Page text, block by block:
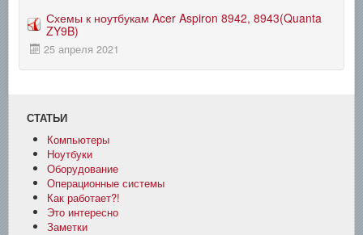
Схемы к ноутбукам Acer Aspiron 8942, 8943(Quanta
ZY9B)
25 апреля 2021
СТАТЬИ
Компьютеры
Ноутбуки
Оборудование
Операционные системы
Как работает?!
Это интересно
Заметки